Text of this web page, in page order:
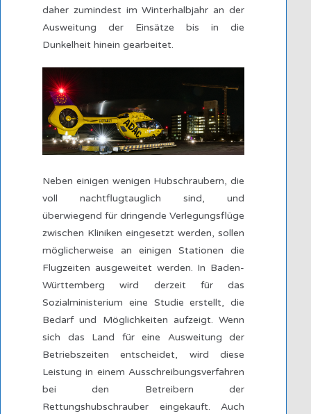
daher zumindest im Winterhalbjahr an der
Ausweitung der Einsätze bis in die
Dunkelheit hinein gearbeitet.
Neben einigen wenigen Hubschraubern, die
voll nachtflugtauglich sind, und
überwiegend für dringende Verlegungsflüge
zwischen Kliniken eingesetzt werden, sollen
möglicherweise an einigen Stationen die
Flugzeiten ausgeweitet werden. In Baden-
Württemberg wird derzeit für das
Sozialministerium eine Studie erstellt, die
Bedarf und Möglichkeiten aufzeigt. Wenn
sich das Land für eine Ausweitung der
Betriebszeiten entscheidet, wird diese
Leistung in einem Ausschreibungsverfahren
bei den Betreibern der
Rettungshubschrauber eingekauft. Auch